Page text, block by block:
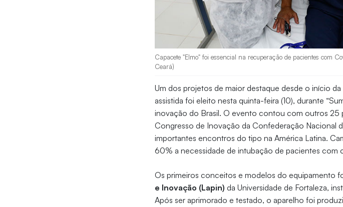
Capacete "Elmo" foi essencial na recuperação de pacientes com
Ceará)
Um dos projetos de maior destaque desde o início da
assistida foi eleito nesta quinta-feira (10), durante
inovação do Brasil. O evento contou com outros 25
Congresso de Inovação da Confederação Nacional
importantes encontros do tipo na América Latina.
60% a necessidade de intubação de pacientes com
Os primeiros conceitos e modelos do equipamento
e Inovação (Lapin) da Universidade de Fortaleza,
Após ser aprimorado e testado, o aparelho foi